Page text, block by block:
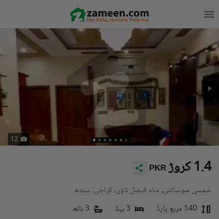
12
PKR 1.4 کروڑ
شمسی سوسائٹی، شاہ فیصل ٹاؤن، کراچی، سندھ
140 مربع یارڈ
3 بیڈ 3 باتھ